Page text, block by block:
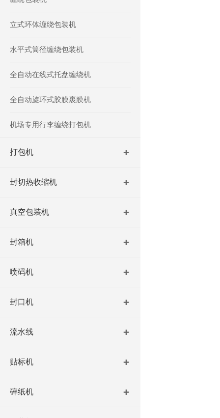
立式环体缠绕包装机
水平式筒径缠绕包装机
全自动在线式托盘缠绕机
全自动旋环式胶膜裹膜机
机场专用行李缠绕打包机
打包机
封切热收缩机
真空包装机
封箱机
喷码机
封口机
流水线
贴标机
碎纸机